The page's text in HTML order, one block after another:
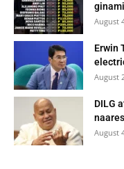
August
Erwin
August
DILG
August